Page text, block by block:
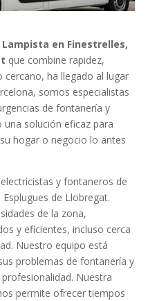
Lampista en Finestrelles,
que combine rapidez,
ha llegado al lugar
somos especialistas
de fontanería y
una solución eficaz para
hogar o negocio lo antes
y fontaneros de
de Llobregat.
de la zona,
y eficientes, incluso cerca
Nuestro equipo está
problemas de fontanería y
Nuestra
permite ofrecer tiempos